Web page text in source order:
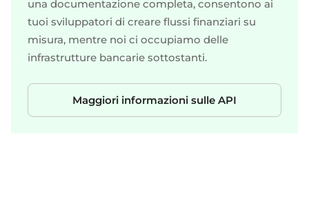
una documentazione completa, consentono ai
tuoi sviluppatori di creare flussi finanziari su
misura, mentre noi ci occupiamo delle
infrastrutture bancarie sottostanti.
Maggiori informazioni sulle API